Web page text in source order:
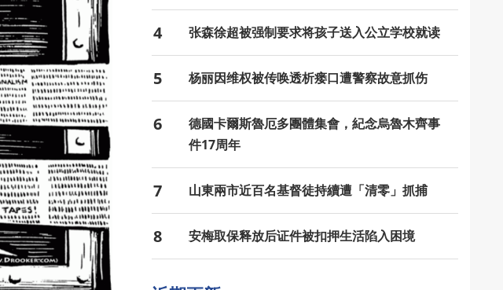
4 张森徐超被强制要求将孩子送入公立学校就读
5 杨丽因维权被传唤透析瘘口遭警察故意抓伤
6
德國卡爾斯魯厄多團體集會，紀念烏魯木齊事
件17周年
7 山東兩市近百名基督徒持續遭「清零」抓捕
8 安梅取保释放后证件被扣押生活陷入困境